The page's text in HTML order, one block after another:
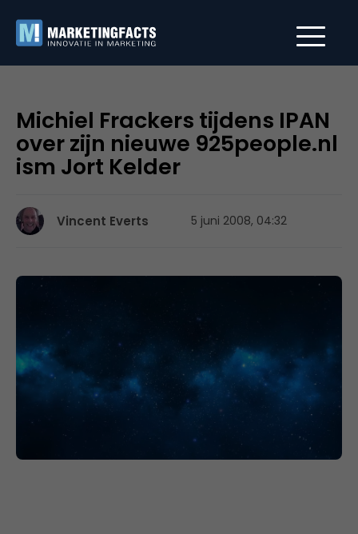
Michiel Frackers tijdens IPAN
over zijn nieuwe 925people.nl
ism Jort Kelder
Vincent Everts 5 juni 2008, 04:32